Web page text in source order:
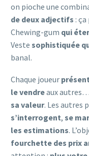
on pioche une
de deux adjectifs :
Chewing-gum qui
Veste sophistiquée
banal.
Chaque joueur
le vendreaux
sa valeur. Les autres
s’interrogent, se
les estimations.
fourchette des prix